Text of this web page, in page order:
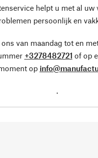
helpt u met al uw
persoonlijk en
van maandag tot en
+3278482721 of op
op
.